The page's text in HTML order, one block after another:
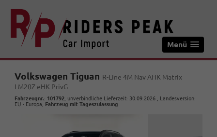
Menü
Volkswagen Tiguan R-Line 4M Nav AHK Matrix
LM20Z eHK PrivG
Fahrzeugnr.: 101792 , unverbindliche Lieferzeit: 30.09.2026 , Landesversion:
EU - Europa, Fahrzeug mit Tageszulassung